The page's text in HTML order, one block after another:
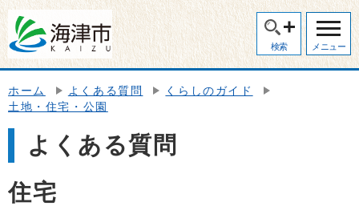
検索 メニュー
ホーム よくある質問
くらしのガイド
土地・住宅・公園
よくある質問
住宅